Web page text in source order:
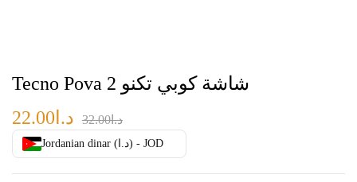
Tecno Pova 2 شاشة كوبي تكنو
د.ا32.00 د.ا 22.00
Jordanian dinar (د.ا) - JOD